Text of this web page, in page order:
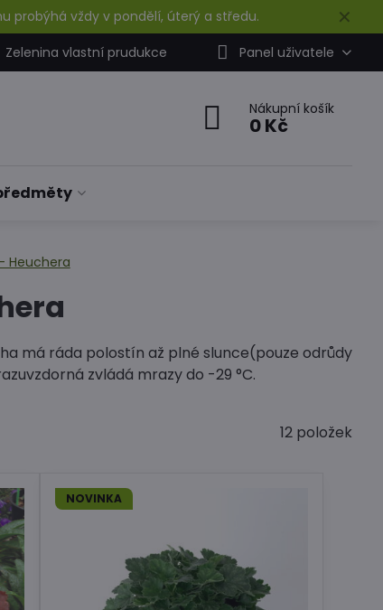
✕
probýhá vždy v pondělí, úterý a středu.
Zelenina vlastní prudukce Panel uživatele
Nákupní košík
0 Kč
Heuchera
má ráda polostín až plné slunce(pouze odrůdy
zvládá mrazy do -29 °C.
12 položek
NOVINKA